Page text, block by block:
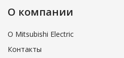
О компании
О Mitsubishi Electric
Контакты